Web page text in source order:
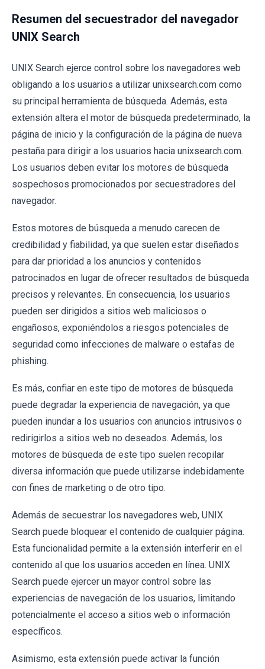
Resumen del secuestrador del navegador
UNIX Search
UNIX Search ejerce control sobre los navegadores web
obligando a los usuarios a utilizar unixsearch.com como
su principal herramienta de búsqueda. Además, esta
extensión altera el motor de búsqueda predeterminado, la
página de inicio y la configuración de la página de nueva
pestaña para dirigir a los usuarios hacia unixsearch.com.
Los usuarios deben evitar los motores de búsqueda
sospechosos promocionados por secuestradores del
navegador.
Estos motores de búsqueda a menudo carecen de
credibilidad y fiabilidad, ya que suelen estar diseñados
para dar prioridad a los anuncios y contenidos
patrocinados en lugar de ofrecer resultados de búsqueda
precisos y relevantes. En consecuencia, los usuarios
pueden ser dirigidos a sitios web maliciosos o
engañosos, exponiéndolos a riesgos potenciales de
seguridad como infecciones de malware o estafas de
phishing.
Es más, confiar en este tipo de motores de búsqueda
puede degradar la experiencia de navegación, ya que
pueden inundar a los usuarios con anuncios intrusivos o
redirigirlos a sitios web no deseados. Además, los
motores de búsqueda de este tipo suelen recopilar
diversa información que puede utilizarse indebidamente
con fines de marketing o de otro tipo.
Además de secuestrar los navegadores web, UNIX
Search puede bloquear el contenido de cualquier página.
Esta funcionalidad permite a la extensión interferir en el
contenido al que los usuarios acceden en línea. UNIX
Search puede ejercer un mayor control sobre las
experiencias de navegación de los usuarios, limitando
potencialmente el acceso a sitios web o información
específicos.
Asimismo, esta extensión puede activar la función